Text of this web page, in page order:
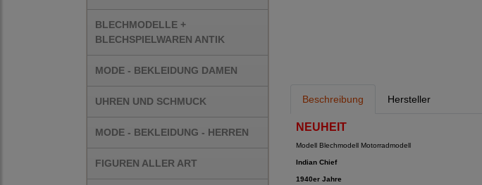
BLECHMODELLE +
BLECHSPIELWAREN ANTIK
MODE - BEKLEIDUNG DAMEN
UHREN UND SCHMUCK
MODE - BEKLEIDUNG - HERREN
FIGUREN ALLER ART
Beschreibung Hersteller
NEUHEIT
Modell Blechmodell Motorradmodell
Indian Chief
1940er Jahre